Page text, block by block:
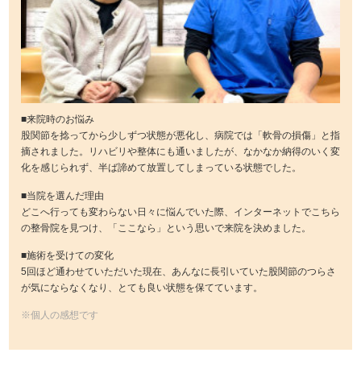
■来院時のお悩み
股関節を捻ってから少しずつ状態が悪化し、病院では「軟骨の損傷」と指
摘されました。リハビリや整体にも通いましたが、なかなか納得のいく変
化を感じられず、半ば諦めて放置してしまっている状態でした。
■当院を選んだ理由
どこへ行っても変わらない日々に悩んでいた際、インターネットでこちら
の整骨院を見つけ、「ここなら」という思いで来院を決めました。
■施術を受けての変化
5回ほど通わせていただいた現在、あんなに長引いていた股関節のつらさ
が気にならなくなり、とても良い状態を保てています。
※個人の感想です